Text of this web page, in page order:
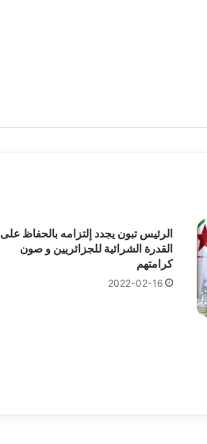
الرئيس تبون يجدد إلتزامه بالحفاظ على
القدرة الشرائية للجزائريين و صون
كرامتهم
2022-02-16